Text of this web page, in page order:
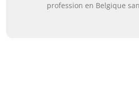
profession en Belgique